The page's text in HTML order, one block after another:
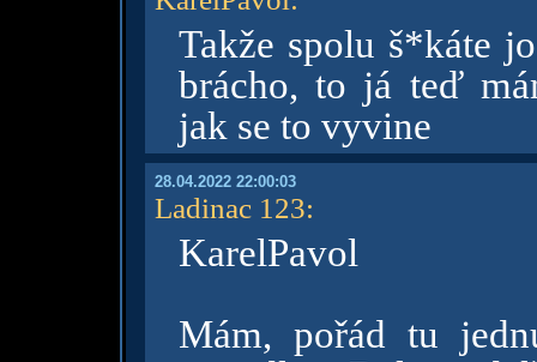
Takže spolu š*káte
brácho, to já teď
jak se to vyvine
28.04.2022 22:00:03
Ladinac 123:
KarelPavol
Mám, pořád tu